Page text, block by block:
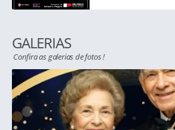
GALERIAS
Confira as galerias de fotos !